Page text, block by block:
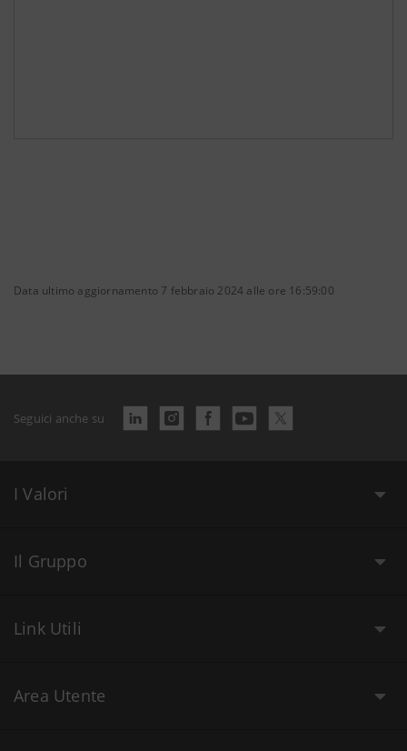
Data ultimo aggiornamento 7 febbraio 2024 alle ore 16:59:00
Seguici anche su
I Valori
Il Gruppo
Link Utili
Area Utente